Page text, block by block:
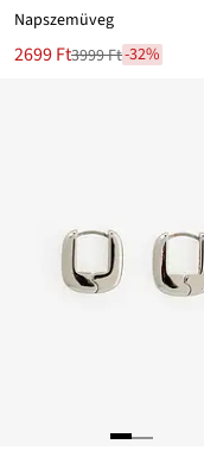
Napszemüveg
Új
2699 Ft
Leárazva3999 Ft-32%